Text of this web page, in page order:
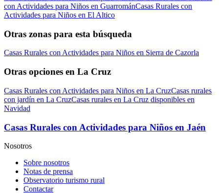
con Actividades para Niños en GuarrománCasas Rurales con
Actividades para Niños en El Altico
Otras zonas para esta búsqueda
Casas Rurales con Actividades para Niños en Sierra de Cazorla
Otras opciones en La Cruz
Casas Rurales con Actividades para Niños en La CruzCasas rurales
con jardín en La CruzCasas rurales en La Cruz disponibles en
Navidad
Casas Rurales con Actividades para Niños en Jaén
Nosotros
Sobre nosotros
Notas de prensa
Observatorio turismo rural
Contactar